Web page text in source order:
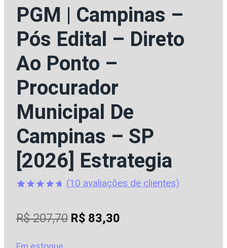
PGM | Campinas –
Pós Edital – Direto
Ao Ponto –
Procurador
Municipal De
Campinas – SP
[2026] Estrategia
de 5, com
baseado
avaliações
(10 avaliações de clientes)
R$207,70 O
R$ 83,30